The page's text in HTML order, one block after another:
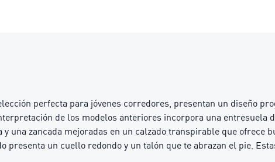
perfecta para jóvenes corredores, presentan un diseño
de los modelos anteriores incorpora una entresuela
una zancada mejoradas en un calzado transpirable que
presenta un cuello redondo y un talón que te abrazan el pie.